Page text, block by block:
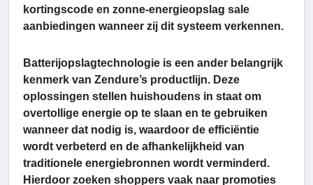
kortingscode en zonne-energieopslag sale
aanbiedingen wanneer zij dit systeem verkennen.
Batterijopslagtechnologie is een ander belangrijk
kenmerk van Zendure’s productlijn. Deze
oplossingen stellen huishoudens in staat om
overtollige energie op te slaan en te gebruiken
wanneer dat nodig is, waardoor de efficiëntie
wordt verbeterd en de afhankelijkheid van
traditionele energiebronnen wordt verminderd.
Hierdoor zoeken shoppers vaak naar promoties